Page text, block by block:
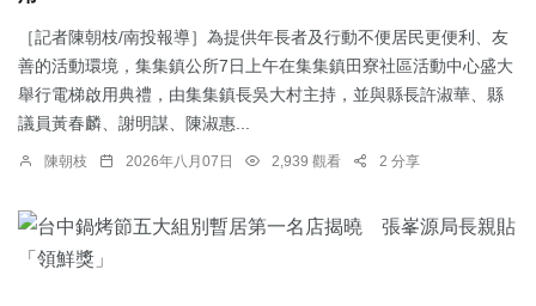
［記者陳朝枝/南投報導］為提供年長者及行動不便居民更便利、友
善的活動環境，集集鎮公所7日上午在集集鎮田寮社區活動中心盛大
舉行電梯啟用典禮，由集集鎮長吳大村主持，並與縣長許淑華、縣
議員黃春麟、謝明謀、陳淑惠...
陳朝枝 2026年八月07日 2,939 觀看 2 分享